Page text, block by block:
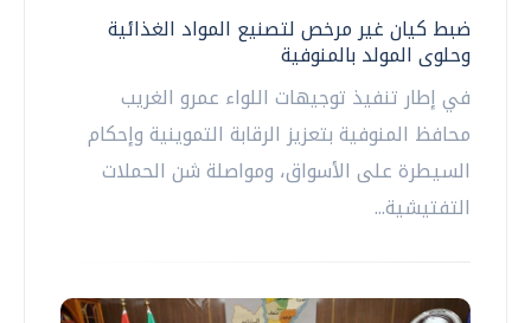
ضبط كيان غير مرخص لتصنيع المواد الغذائية
وحلوى المولد بالمنوفية
في إطار تنفيذ توجيهات اللواء عمرو الغريب
محافظ المنوفية بتعزيز الرقابة التموينية وإحكام
السيطرة على الأسواق، ومواصلة شن الحملات
التفتيشية...